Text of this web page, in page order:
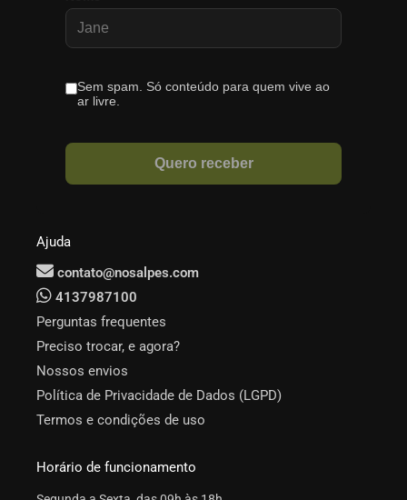
Ajuda
contato@nosalpes.com
4137987100
Perguntas frequentes
Preciso trocar, e agora?
Nossos envios
Política de Privacidade de Dados (LGPD)
Termos e condições de uso
Horário de funcionamento